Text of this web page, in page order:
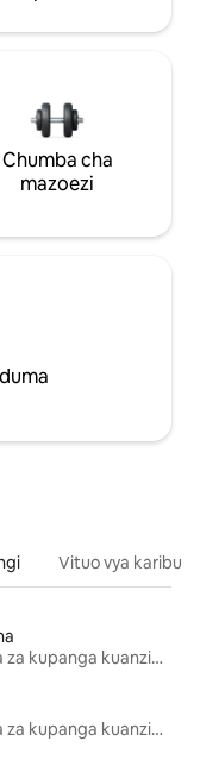
Chumba cha
mazoezi
Vituo vya karibu
Nyumba za kupanga kuanzia mwezi mmoja
Nyumba za kupanga kuanzia mwezi mmoja